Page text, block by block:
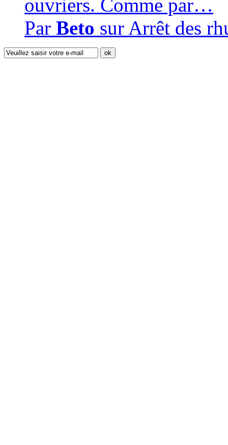
ouvriers. Comme par…
Par Beto sur Arrêt des